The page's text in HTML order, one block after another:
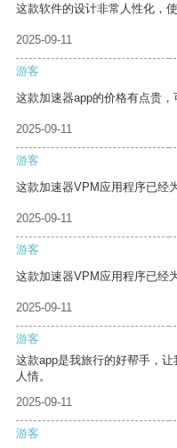
这款软件的设计非常人性化，
2025-09-11
游客
这款加速器app的价格有点贵，
2025-09-11
游客
这款加速器VPM应用程序已经
2025-09-11
游客
这款加速器VPM应用程序已经
2025-09-11
游客
这款app是我旅行的好帮手，
人情。
2025-09-11
游客